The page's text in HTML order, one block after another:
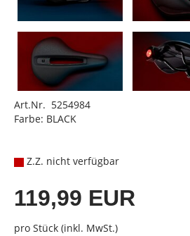
Art.Nr. 5254984
Farbe: BLACK
Z.Z. nicht verfügbar
119,99 EUR
pro Stück (inkl. MwSt.)